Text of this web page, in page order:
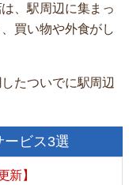
、駅周辺に集まっ
買い物や外食がし
たついでに駅周辺
ビス3選
新】